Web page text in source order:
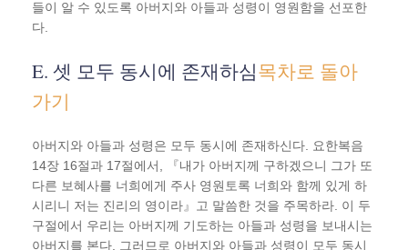
들이 알 수 있도록 아버지와 아들과 성령이 영원함을 선포한
다.
E. 셋 모두 동시에 존재하심목차로 돌아
가기
아버지와 아들과 성령은 모두 동시에 존재하신다. 요한복음
14장 16절과 17절에서, 『내가 아버지께 구하겠으니 그가 또
다른 보혜사를 너희에게 주사 영원토록 너희와 함께 있게 하
시리니 저는 진리의 영이라』고 말씀한 것을 주목하라. 이 두
구절에서 우리는 아버지께 기도하는 아들과 성령을 보내시는
아버지를 본다. 그러므로 아버지와 아들과 성령이 모두 동시